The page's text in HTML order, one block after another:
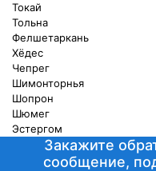
Токай
Тольна
Фелшетаркань
Хёдес
Чепрег
Шимонторнья
Шопрон
Шюмег
Эстергом
Закажите
сообщение,